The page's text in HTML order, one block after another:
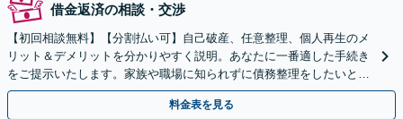
借金返済の相談・交渉
【初回相談無料】【分割払い可】自己破産、任意整理、個人再生のメ
リット＆デメリットを分かりやすく説明。あなたに一番適した手続き
をご提示いたします。家族や職場に知られずに債務整理をしたいとい
う方も、ご相談ください。
料金表を見る